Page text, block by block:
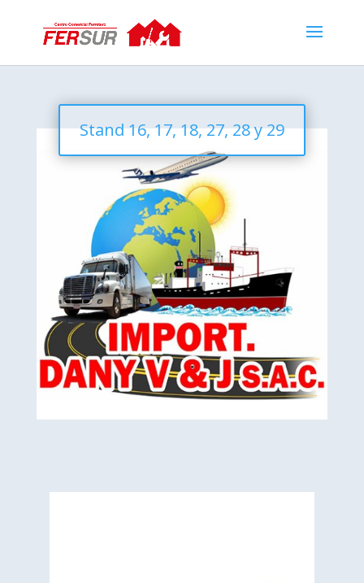
Stand 16, 17, 18, 27, 28 y 29